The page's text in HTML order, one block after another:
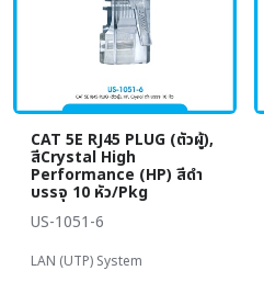
CAT 5E RJ45 PLUG (ตัวผู้),
สีCrystal High
Performance (HP) สีดำ
บรรจุ 10 หัว/Pkg
US-1051-6
LAN (UTP) System